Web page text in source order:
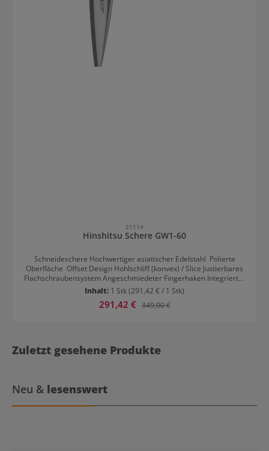
21114
Hinshitsu Schere GW1-60
Schneideschere Hochwertiger asiatischer Edelstahl Polierte
Oberfläche Offset Design Hohlschliff (konvex) / Slice Justierbares
Flachschraubensystem Angeschmiedeter Fingerhaken Integrierter
Gummistopper für Rechtshänder
Inhalt: 1 Stk(291,42 € / 1 Stk)
Verkaufspreis:
291,42 € Regulärer Preis:
349,00 €
Zuletzt gesehene Produkte
Neu & lesenswert